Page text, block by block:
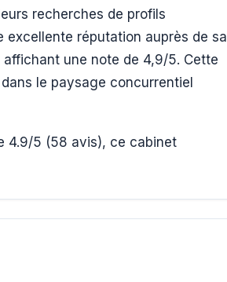
recherches de profils
excellente réputation auprès de sa
une note de 4,9/5. Cette
le paysage concurrentiel
4.9/5 (58 avis), ce cabinet